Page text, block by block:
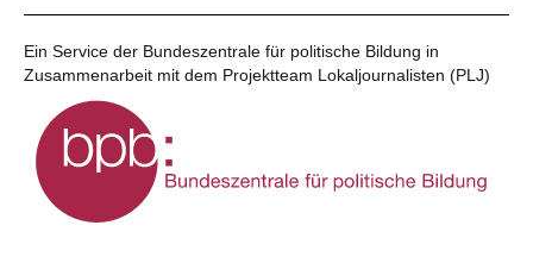
Ein Service der Bundeszentrale für politische Bildung in
Zusammenarbeit mit dem Projektteam Lokaljournalisten (PLJ)